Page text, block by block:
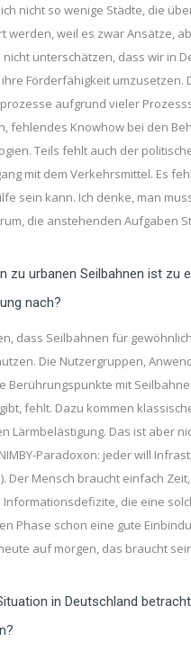
nicht so wenige Städte, die
werden, weil es zwar Ansätze,
unterschätzen, dass wir in
Förderfähigkeit umzusetzen.
aufgrund vieler
fehlendes Knowhow bei den
Teils fehlt auch der
mit dem Verkehrsmittel. Es
sein kann. Ich denke, man
die anstehenden Aufgaben
zu urbanen Seilbahnen ist zu
nach?
dass Seilbahnen für
Die Nutzergruppen,
Berührungspunkte mit
fehlt. Dazu kommen
Lärmbelästigung. Das ist aber
Paradoxon: jeder will
Der Mensch braucht einfach
Informationsdefizite, die eine
Phase schon eine gute
auf morgen, das braucht
in Deutschland